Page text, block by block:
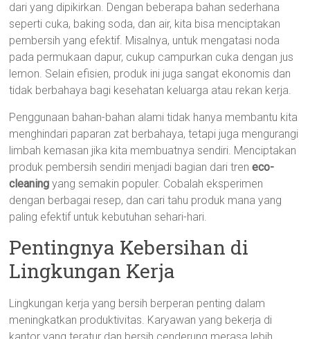
dari yang dipikirkan. Dengan beberapa bahan sederhana
seperti cuka, baking soda, dan air, kita bisa menciptakan
pembersih yang efektif. Misalnya, untuk mengatasi noda
pada permukaan dapur, cukup campurkan cuka dengan jus
lemon. Selain efisien, produk ini juga sangat ekonomis dan
tidak berbahaya bagi kesehatan keluarga atau rekan kerja.
Penggunaan bahan-bahan alami tidak hanya membantu kita
menghindari paparan zat berbahaya, tetapi juga mengurangi
limbah kemasan jika kita membuatnya sendiri. Menciptakan
produk pembersih sendiri menjadi bagian dari treneco-
cleaning yang semakin populer. Cobalah eksperimen
dengan berbagai resep, dan cari tahu produk mana yang
paling efektif untuk kebutuhan sehari-hari.
Pentingnya Kebersihan di
Lingkungan Kerja
Lingkungan kerja yang bersih berperan penting dalam
meningkatkan produktivitas. Karyawan yang bekerja di